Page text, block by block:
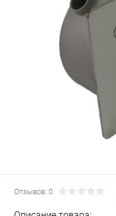
Отзывов: 0